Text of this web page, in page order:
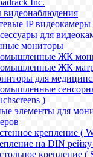
Inc.
IP видеокамеры
для
мониторы
ЖК
ЖК
для
)
элементы для
крепление (
на DIN
крепление (